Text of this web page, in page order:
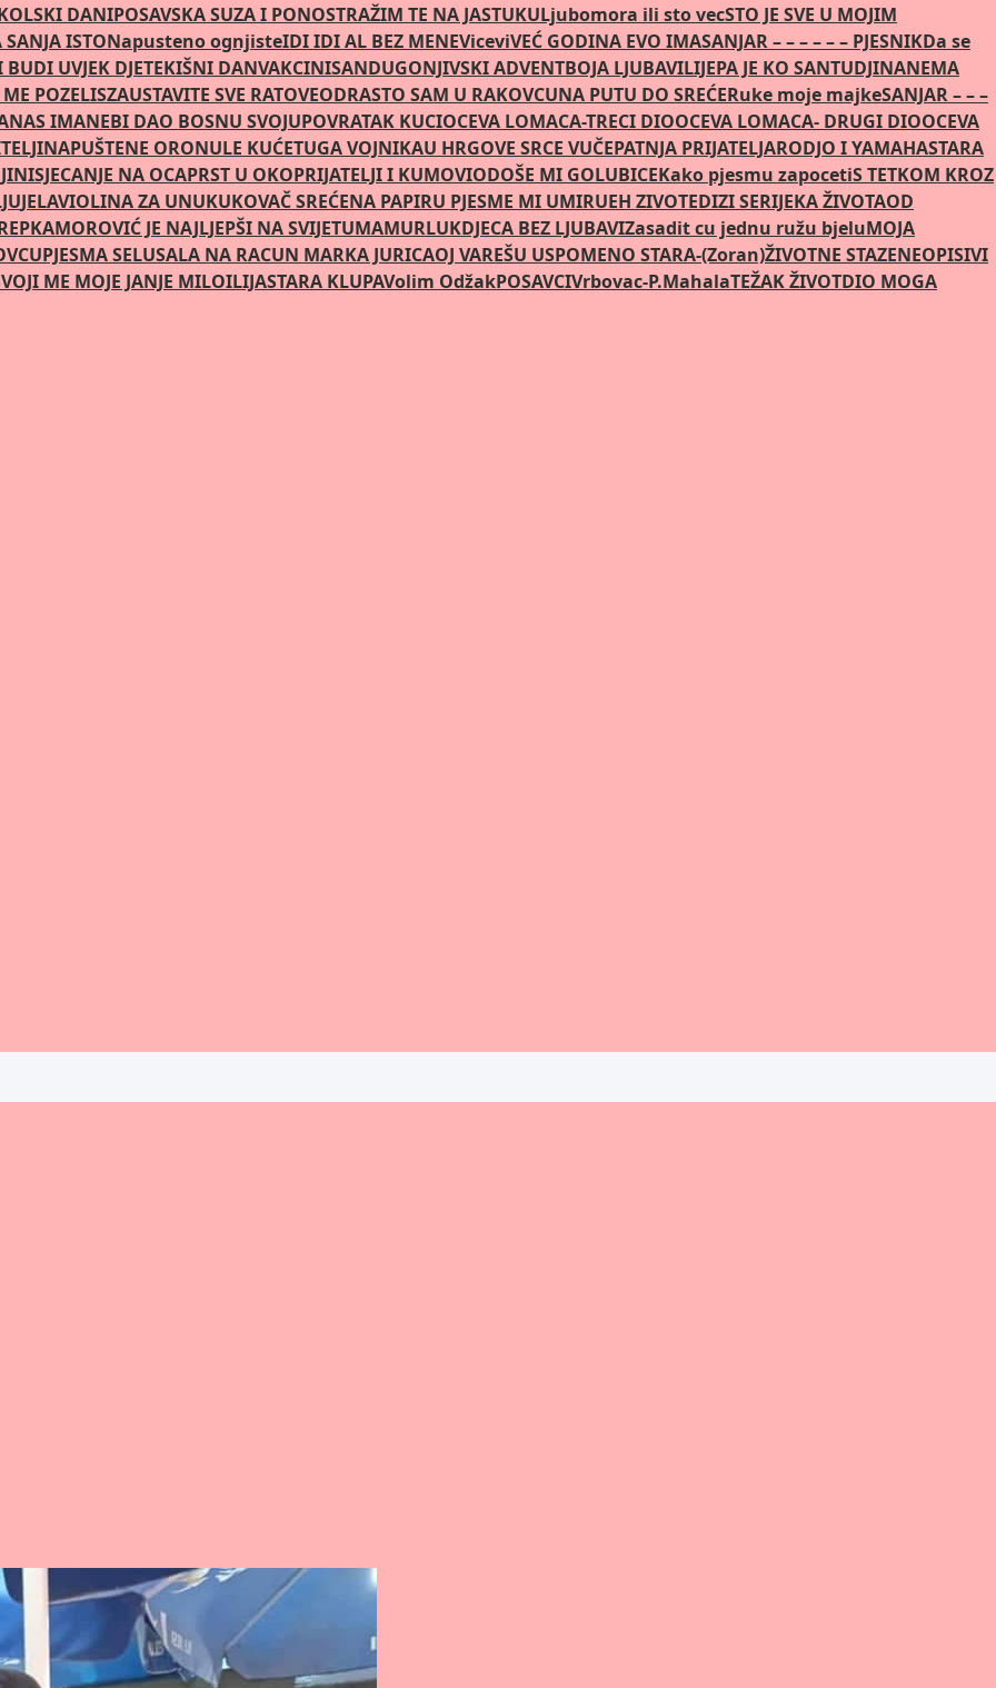
DANIPOSAVSKA SUZA I PONOSTRAŽIM TE NA JASTUKULjubomora ili sto vecSTO JE SVE U MOJIM
ISTONapusteno ognjisteIDI IDI AL BEZ MENEViceviVEĆ GODINA EVO IMASANJAR – – – – – – PJESNIKDa se
UVJEK DJETEKIŠNI DANVAKCINISANDUGONJIVSKI ADVENTBOJA LJUBAVILIJEPA JE KO SANTUDJINANEMA
POZELISZAUSTAVITE SVE RATOVEODRASTO SAM U RAKOVCUNA PUTU DO SREĆERuke moje majkeSANJAR – – –
IMANEBI DAO BOSNU SVOJUPOVRATAK KUCIOCEVA LOMACA-TRECI DIOOCEVA LOMACA- DRUGI DIOOCEVA
NAPUŠTENE ORONULE KUĆETUGA VOJNIKAU HRGOVE SRCE VUČEPATNJA PRIJATELJARODJO I YAMAHASTARA
SJECANJE NA OCAPRST U OKOPRIJATELJI I KUMOVIODOŠE MI GOLUBICEKako pjesmu zapocetiS TETKOM KROZ
JELAVIOLINA ZA UNUKUKOVAČ SREĆENA PAPIRU PJESME MI UMIRUEH ZIVOTEDIZI SERIJEKA ŽIVOTAOD
MOROVIĆ JE NAJLJEPŠI NA SVIJETUMAMURLUKDJECA BEZ LJUBAVIZasadit cu jednu ružu bjeluMOJA
PJESMA SELUSALA NA RACUN MARKA JURICAOJ VAREŠU USPOMENO STARA-(Zoran)ŽIVOTNE STAZENEOPISIVI
ME MOJE JANJE MILOILIJASTARA KLUPAVolim OdžakPOSAVCIVrbovac-P.MahalaTEŽAK ŽIVOTDIO MOGA